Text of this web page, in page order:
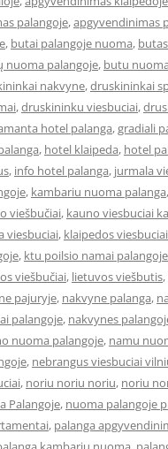
palangoje,apgyvendinimas
, butai palangoje nuoma,
nuoma palangoje, butu
nakvyne,druskininkai
,druskininku viesbuciai,
hotel palanga,gradiali
, hotel klaipeda, hotel
, info hotel palanga, jurmala
, kambariu nuoma palanga,
viešbučiai, kauno viesbuciai
viesbuciai, klaipedos viesbuciai
, ktu poilsio namai palangoje
viešbučiai, lietuvos viešbutis,
pajuryje, nakvyne palanga,
palangoje, nakvynes
nuoma palangoje, namu
, nebrangus viesbuciai
, noriu noriu noriu, noriu
Palangoje, nuoma palangoje
, palanga